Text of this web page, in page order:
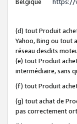
(d) tout Produit
Yahoo, Bing ou tout
réseau desdits
(e) tout Produit
intermédiaire, sans
(f) tout Produit
(g) tout achat de
pas correctement